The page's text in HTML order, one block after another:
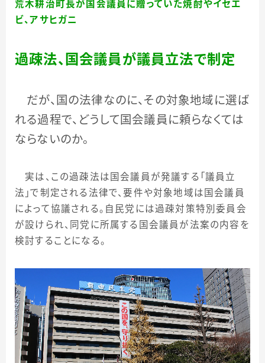
荒木耕治町長が国会議員に贈っていた焼酎やイセエ
ビ、アサヒガニ
過疎法、国会議員が議員立法で制定
だが、国の法律なのに、その対象地域に選ば
れる過程で、どうして国会議員に頼らなくては
ならないのか。
実は、この過疎法は国会議員が発議する「議員立
法」で制定される法律で、要件や対象地域は国会議員
によって協議される。自民党には過疎対策特別委員会
が設けられ、同党に所属する国会議員が法案の内容を
検討することになる。